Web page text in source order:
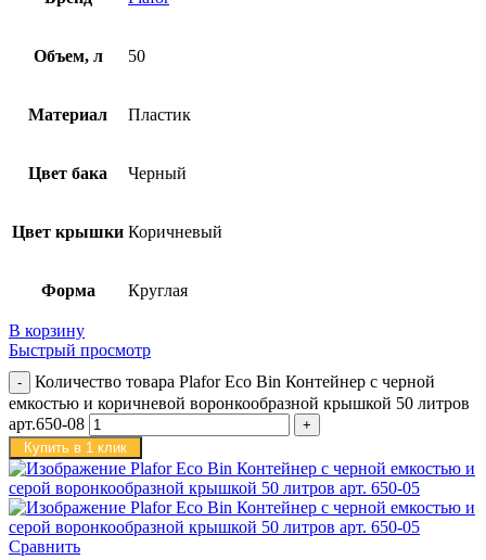
Объем, л 50
Материал Пластик
Цвет бака Черный
Цвет крышки Коричневый
Форма Круглая
В корзину
Быстрый просмотр
Количество товара Plafor Eco Bin Контейнер с черной
емкостью и коричневой воронкообразной крышкой 50 литров
арт.650-08
Купить в 1 клик
Сравнить